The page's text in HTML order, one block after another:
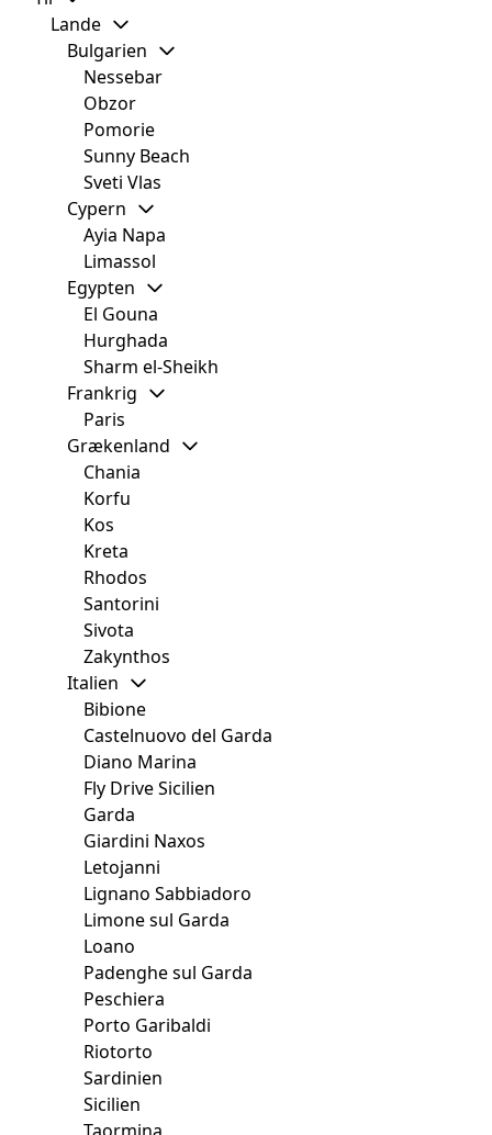
Lande
Bulgarien
Nessebar
Obzor
Pomorie
Sunny Beach
Sveti Vlas
Cypern
Ayia Napa
Limassol
Egypten
El Gouna
Hurghada
Sharm el-Sheikh
Frankrig
Paris
Grækenland
Chania
Korfu
Kos
Kreta
Rhodos
Santorini
Sivota
Zakynthos
Italien
Bibione
Castelnuovo del Garda
Diano Marina
Fly Drive Sicilien
Garda
Giardini Naxos
Letojanni
Lignano Sabbiadoro
Limone sul Garda
Loano
Padenghe sul Garda
Peschiera
Porto Garibaldi
Riotorto
Sardinien
Sicilien